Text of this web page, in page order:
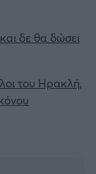
δε θα δώσει
του Ηρακλή,